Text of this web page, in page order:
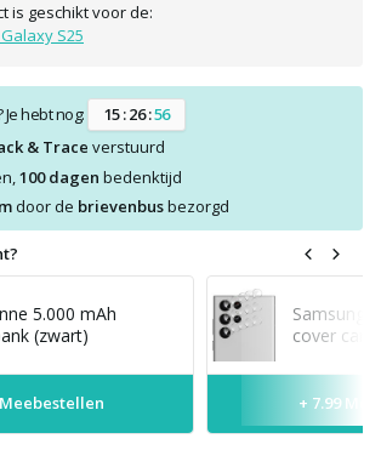
is geschikt voor de:
S25
hebt nog: 15:26:55
& Trace verstuurd
100 dagen bedenktijd
door de brievenbusbezorgd
5.000 mAh
(zwart)
Meebestellen
Samsung
cover
+ 7.99